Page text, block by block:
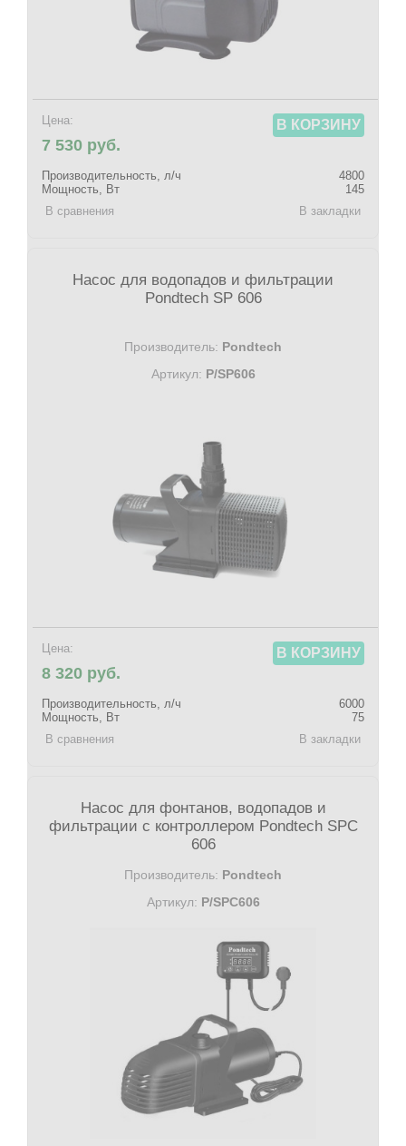
Цена:
7 530 руб.
В КОРЗИНУ
Производительность, л/ч
4800
Мощность, Вт
145
В сравнения
В закладки
Насос для водопадов и фильтрации
Pondtech SP 606
Производитель: Pondtech
Артикул: P/SP606
Цена:
8 320 руб.
В КОРЗИНУ
Производительность, л/ч
6000
Мощность, Вт
75
В сравнения
В закладки
Насос для фонтанов, водопадов и
фильтрации с контроллером Pondtech SPC
606
Производитель: Pondtech
Артикул: P/SPC606